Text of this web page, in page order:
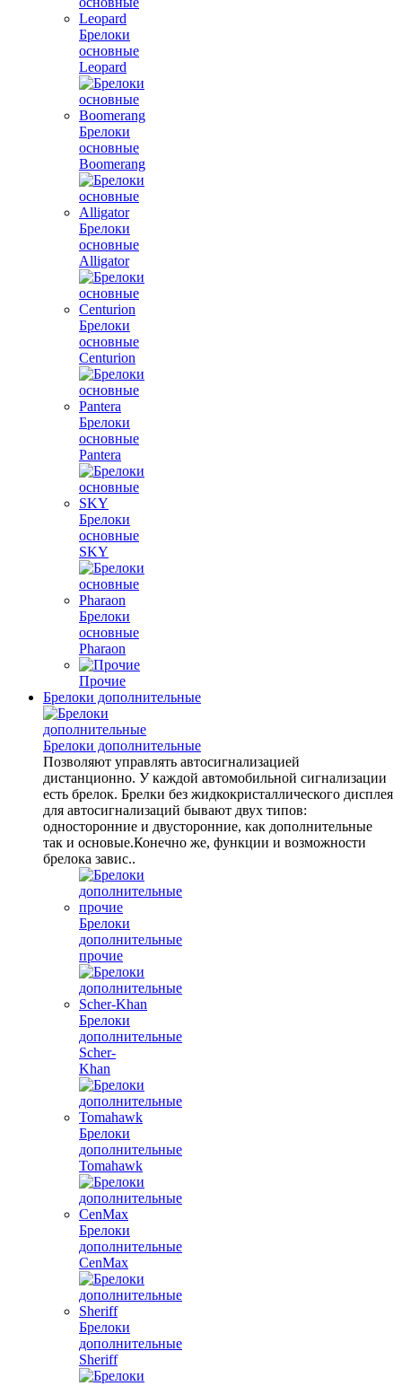
Брелоки
основные
Leopard
Брелоки
основные
Boomerang
Брелоки
основные
Alligator
Брелоки
основные
Centurion
Брелоки
основные
Pantera
Брелоки
основные
SKY
Брелоки
основные
Pharaon
Прочие
Брелоки дополнительные
Брелоки дополнительные
Позволяют управлять автосигнализацией
дистанционно. У каждой автомобильной сигнализации
есть брелок. Брелки без жидкокристаллического дисплея
для автосигнализаций бывают двух типов:
односторонние и двусторонние, как дополнительные
так и основые.Конечно же, функции и возможности
брелока завис..
Брелоки
дополнительные
прочие
Брелоки
дополнительные
Scher-
Khan
Брелоки
дополнительные
Tomahawk
Брелоки
дополнительные
CenMax
Брелоки
дополнительные
Sheriff